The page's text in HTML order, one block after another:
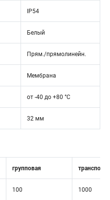
IP54
Белый
Прям./прямолинейн.
Мембрана
от -40 до +80 °C
32 мм
групповая
100 1000